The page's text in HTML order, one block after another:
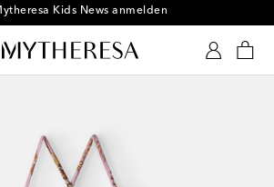
Kids News anmelden